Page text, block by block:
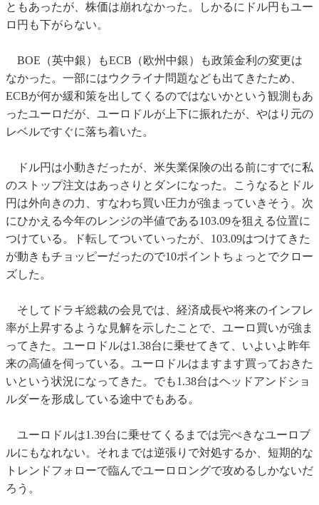
ともあったが、株価は崩れなかった。しかるにドル円もユー
ロ円も下がらない。
BOE（英中銀）もECB（欧州中銀）も政策金利の変更は
なかった。一部にはウクライナ問題なども出てきたため、
ECBが何か緩和策を出してくるのではないかという観測もあ
ったユーロだが、ユーロドルが上下に振れたが、やはり元の
レベルですぐに落ち着いた。
ドル円は小動きだったが、米失業保険の出る前にすでに私
のストップ注文はあっさりとダンになった。こうなるとドル
円は外向きの力、すなわち買い圧力が強まっていきそう。次
にひかえる今年のレンジの半値である103.09を狙える位置に
つけている。ド転してついていったが、103.09はつけてきた
が動きもチョッピーだったので10ポイントちょっとでクロー
ズした。
そしてドラギ総裁の会見では、経済成長や将来のインフレ
率が上昇するような見解を示したことで、ユーロ買いが強ま
ってきた。ユーロドルは1.38台に乗せてきて、いよいよ昨年
来の高値を伺っている。ユーロドルはますます買っておきた
いという状況になってきた。でも1.38台はヘッドアンドショ
ルダーを形成している途中でもある。
ユーロドルは1.39台に乗せてくるまでは完ぺきなユーロブ
ルにもなれない。それまでは逆張りで対処するか、短期的な
トレンドフォローで臨んでユーロロングで攻めるしかないだ
ろう。